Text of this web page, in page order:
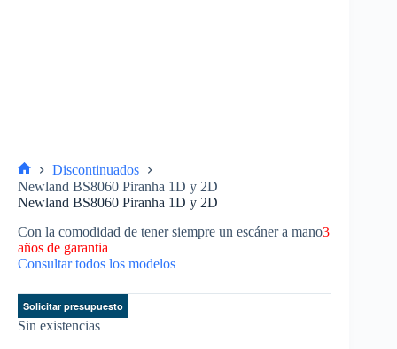
Discontinuados
Newland BS8060 Piranha 1D y 2D
Newland BS8060 Piranha 1D y 2D
Con la comodidad de tener siempre un escáner a mano3
años de garantia
Consultar todos los modelos
Solicitar presupuesto
Sin existencias